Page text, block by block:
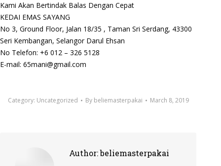
Kami Akan Bertindak Balas Dengan Cepat
KEDAI EMAS SAYANG
No 3, Ground Floor, Jalan 18/35 , Taman Sri Serdang, 43300
Seri Kembangan, Selangor Darul Ehsan
No Telefon: +6 012 – 326 5128
E-mail: 65mani@gmail.com
Category: Uncategorized By beliemasterpakai March 8, 2019
Author:beliemasterpakai